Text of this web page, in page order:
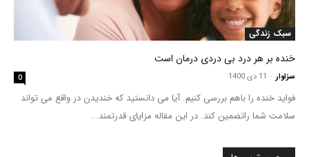
سبک زندگی
خنده بر هر درد بی دردی درمان است
سزاوار - 11 دی 1400 0
فواید خنده را باهم بررسی کنیم. آیا می دانستید که خندیدن در واقع می تواند
سلامت شما راتضمین کند. در این مقاله مزایای قدرتمند...